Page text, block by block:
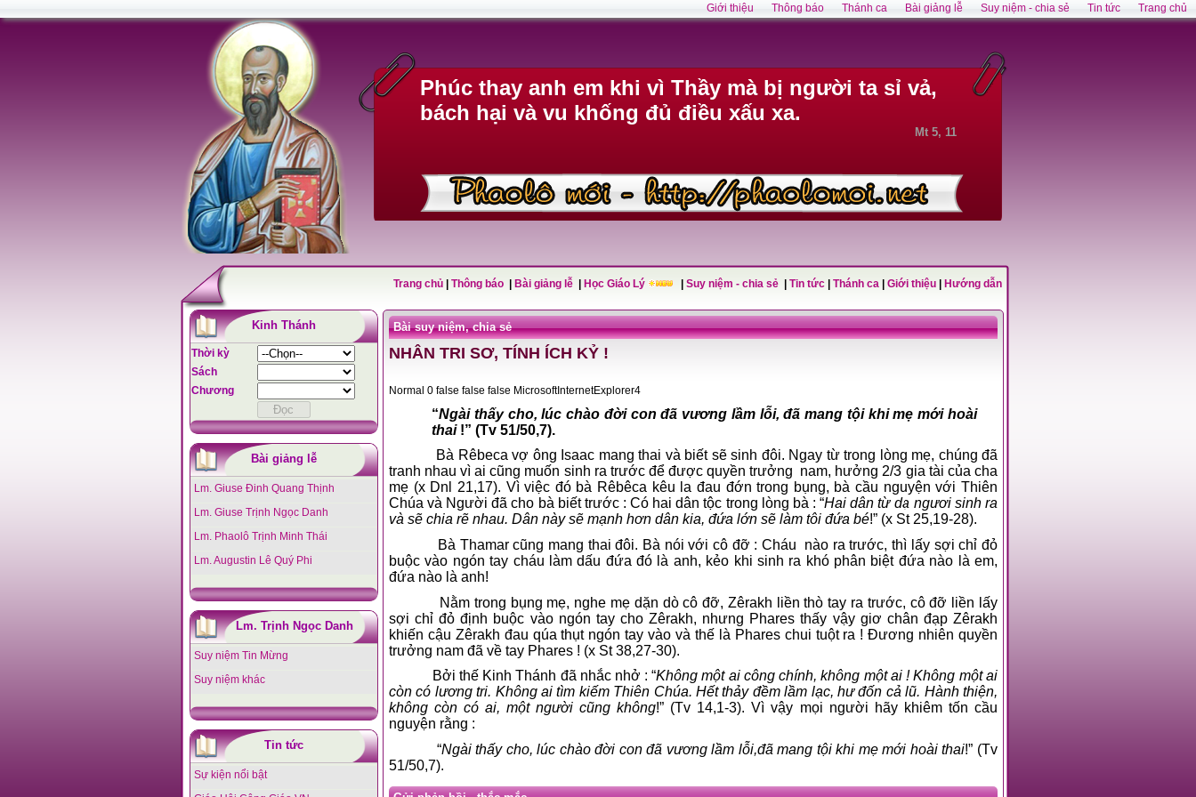
Phúc thay anh em khi vì Thầy mà bị người ta sỉ vả,
bách hại và vu khống đủ điều xấu xa.
Mt 5, 11
Trang chủ Thông báo Bài giảng lễ Học Giáo Lý Suy niệm - chia sẻ Tin tức Thánh ca Giới thiệu Hướng dẫn
Kinh Thánh
Thời kỳ
Sách
Chương
Bài giảng lễ
Lm. Giuse Đinh Quang Thịnh
Lm. Giuse Trịnh Ngọc Danh
Lm. Phaolô Trịnh Minh Thái
Lm. Augustin Lê Quý Phi
Lm. Trịnh Ngọc Danh
Suy niệm Tin Mừng
Suy niệm khác
Tin tức
Sự kiện nổi bật
Bài suy niệm, chia sẻ
NHÂN TRI SƠ, TÍNH ÍCH KỶ !
Normal 0 false false false MicrosoftInternetExplorer4
“Ngài thấy cho, lúc chào đời con đã vương lầm lỗi, đã mang tội khi mẹ mới hoài
thai!” (Tv 51/50,7).
Bà Rêbeca vợ ông Isaac mang thai và biết sẽ sinh đôi. Ngay từ trong lòng mẹ, chúng đã
tranh nhau vì ai cũng muốn sinh ra trước để được quyền trưởng nam, hưởng 2/3 gia tài của cha
mẹ (x Dnl 21,17). Vì việc đó bà Rêbêca kêu la đau đớn trong bụng, bà cầu nguyện với Thiên
Chúa và Người đã cho bà biết trước : Có hai dân tộc trong lòng bà : “Hai dân từ dạ ngươi sinh ra
và sẽ chia rẽ nhau. Dân này sẽ mạnh hơn dân kia, đứa lớn sẽ làm tôi đứa bé!” (x St 25,19-28).
Bà Thamar cũng mang thai đôi. Bà nói với cô đỡ : Cháu
nào ra trước, thì lấy sợi chỉ đỏ
buộc vào ngón tay cháu làm dấu đứa đó là anh, kẻo khi sinh ra khó phân biệt đứa nào là em,
đứa nào là anh!
Nằm trong bụng mẹ, nghe mẹ dặn dò cô đỡ, Zêrakh liền thò tay ra trước, cô đỡ liền lấy
sợi chỉ đỏ định buộc vào ngón tay cho Zêrakh, nhưng Phares thấy vậy giơ chân đạp Zêrakh
khiến cậu Zêrakh đau qúa thụt ngón tay vào và thế là Phares chui tuột ra ! Đương nhiên quyền
trưởng nam đã về tay Phares ! (x St 38,27-30).
Bởi thế Kinh Thánh đã nhắc nhở : “Không một ai công chính, không một ai ! Không một ai
còn có lương tri. Không ai tìm kiếm Thiên Chúa. Hết thảy đềm lầm lạc, hư đốn cả lũ. Hành thiện,
không còn có ai, một người cũng không!” (Tv 14,1-3). Vì vậy mọi người hãy khiêm tốn cầu
nguyện rằng :
“Ngài thấy cho, lúc chào đời con đã vương lầm lỗi,đã mang tội khi mẹ mới hoài thai!” (Tv
51/50,7).
Trang chủ
Tin tức
Suy niệm - chia sẻ
Bài giảng lễ
Thánh ca
Thông báo
Giới thiệu